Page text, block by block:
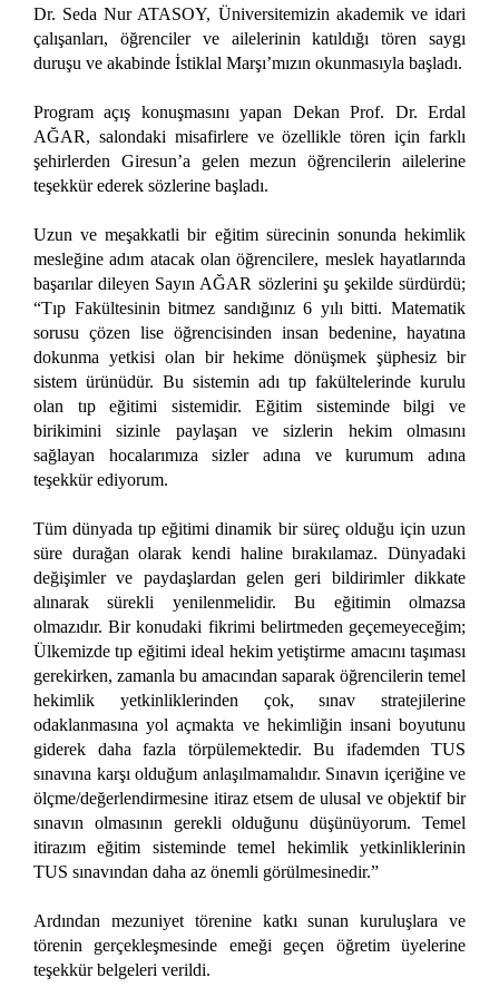
Dr. Seda Nur ATASOY, Üniversitemizin akademik ve idari
çalışanları, öğrenciler ve ailelerinin katıldığı tören saygı
duruşu ve akabinde İstiklal Marşı’mızın okunmasıyla başladı.
Program açış konuşmasını yapan Dekan Prof. Dr. Erdal
AĞAR, salondaki misafirlere ve özellikle tören için farklı
şehirlerden Giresun’a gelen mezun öğrencilerin ailelerine
teşekkür ederek sözlerine başladı.
Uzun ve meşakkatli bir eğitim sürecinin sonunda hekimlik
mesleğine adım atacak olan öğrencilere, meslek hayatlarında
başarılar dileyen Sayın AĞAR sözlerini şu şekilde sürdürdü;
“Tıp Fakültesinin bitmez sandığınız 6 yılı bitti. Matematik
sorusu çözen lise öğrencisinden insan bedenine, hayatına
dokunma yetkisi olan bir hekime dönüşmek şüphesiz bir
sistem ürünüdür. Bu sistemin adı tıp fakültelerinde kurulu
olan tıp eğitimi sistemidir. Eğitim sisteminde bilgi ve
birikimini sizinle paylaşan ve sizlerin hekim olmasını
sağlayan hocalarımıza sizler adına ve kurumum adına
teşekkür ediyorum.
Tüm dünyada tıp eğitimi dinamik bir süreç olduğu için uzun
süre durağan olarak kendi haline bırakılamaz. Dünyadaki
değişimler ve paydaşlardan gelen geri bildirimler dikkate
alınarak sürekli yenilenmelidir. Bu eğitimin olmazsa
olmazıdır. Bir konudaki fikrimi belirtmeden geçemeyeceğim;
Ülkemizde tıp eğitimi ideal hekim yetiştirme amacını taşıması
gerekirken, zamanla bu amacından saparak öğrencilerin temel
hekimlik yetkinliklerinden çok, sınav stratejilerine
odaklanmasına yol açmakta ve hekimliğin insani boyutunu
giderek daha fazla törpülemektedir. Bu ifademden TUS
sınavına karşı olduğum anlaşılmamalıdır. Sınavın içeriğine ve
ölçme/değerlendirmesine itiraz etsem de ulusal ve objektif bir
sınavın olmasının gerekli olduğunu düşünüyorum. Temel
itirazım eğitim sisteminde
temel hekimlik yetkinliklerinin
TUS sınavından daha az önemli görülmesinedir.”
Ardından mezuniyet törenine katkı sunan kuruluşlara ve
törenin gerçekleşmesinde emeği geçen öğretim üyelerine
teşekkür belgeleri verildi.